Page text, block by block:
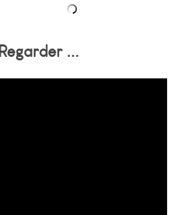
Regarder ...